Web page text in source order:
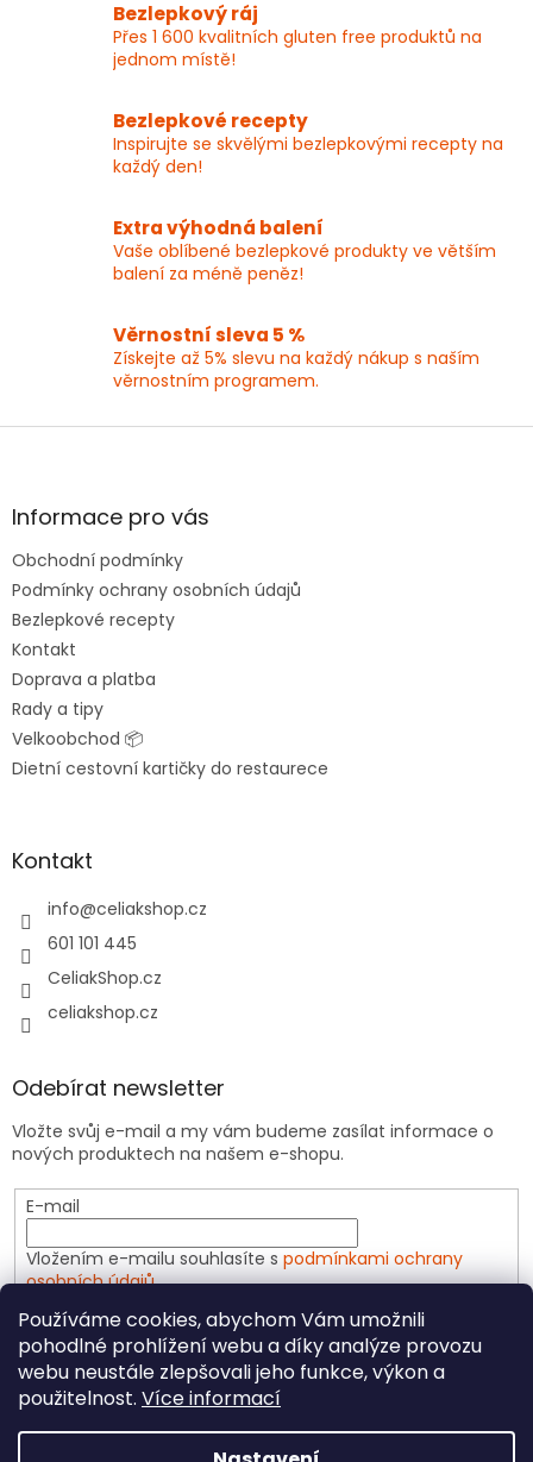
Používáme cookies, abychom Vám umožnili
pohodlné prohlížení webu a díky analýze provozu
webu neustále zlepšovali jeho funkce, výkon a
použitelnost. Více informací
á
d
í
p
r
y
v
ý
s
u
Bezlepkový ráj
Přes 1 600 kvalitních gluten free produktů na
jednom místě!
Bezlepkové recepty
Inspirujte se skvělými bezlepkovými recepty na
každý den!
Extra výhodná balení
Vaše oblíbené bezlepkové produkty ve větším
balení za méně peněz!
Věrnostní sleva 5 %
Získejte až 5% slevu na každý nákup s naším
věrnostním programem.
Z
aInformace pro vás
Obchodní podmínky
Podmínky ochrany osobních údajů
Bezlepkové recepty
Kontakt
Doprava a platba
Rady a tipy
Velkoobchod 📦
Dietní cestovní kartičky do restaurece
Kontakt
info@celiakshop.cz
601 101 445
CeliakShop.cz
celiakshop.cz
Odebírat newsletter
Vložte svůj e-mail a my vám budeme zasílat informace o
nových produktech na našem e-shopu.
E-mail
Vložením e-mailu souhlasíte s podmínkami ochrany
osobních údajů
PŘIHLÁSIT SE